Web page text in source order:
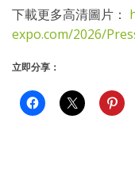
下載更多高清圖片：
expo.com/2026/
立即分享：